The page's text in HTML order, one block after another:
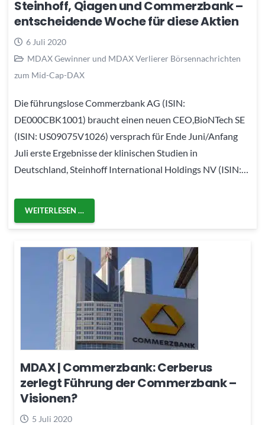
Steinhoff, Qiagen und Commerzbank –
entscheidende Woche für diese Aktien
6 Juli 2020
MDAX Gewinner und MDAX Verlierer Börsennachrichten
zum Mid-Cap-DAX
Die führungslose Commerzbank AG (ISIN:
DE000CBK1001) braucht einen neuen CEO,BioNTech SE
(ISIN: US09075V1026) versprach für Ende Juni/Anfang
Juli erste Ergebnisse der klinischen Studien in
Deutschland, Steinhoff International Holdings NV (ISIN:…
WEITERLESEN …
MDAX | Commerzbank: Cerberus
zerlegt Führung der Commerzbank –
Visionen?
5 Juli 2020